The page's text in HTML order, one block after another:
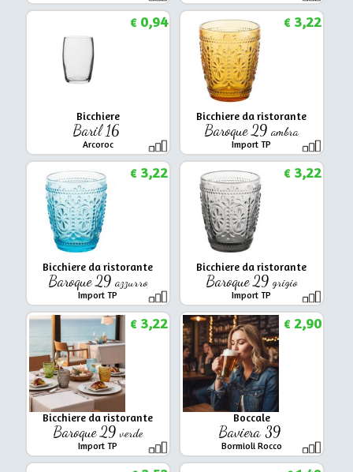
Bicchiere
Baril 16
Arcoroc
€0,94
Bicchiere da ristorante
Baroque 29ambra
Import TP
€3,22
Bicchiere da ristorante
Baroque 29 azzurro
Import TP
€3,22
Bicchiere da ristorante
Baroque 29 grigio
Import TP
€3,22
Bicchiere da ristorante
Baroque 29verde
Import TP
€3,22
Boccale
Baviera 39
Bormioli Rocco
€2,90